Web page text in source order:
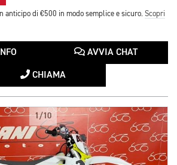
anticipo di €500 in modo semplice e sicuro. Scopri
AVVIA CHAT
CHIAMA
1/10